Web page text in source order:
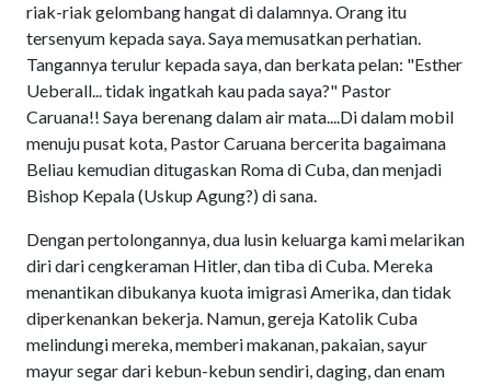
riak-riak gelombang hangat di dalamnya. Orang itu
tersenyum kepada saya. Saya memusatkan perhatian.
Tangannya terulur kepada saya, dan berkata pelan: "Esther
Ueberall... tidak ingatkah kau pada saya?" Pastor
Caruana!! Saya berenang dalam air mata....Di dalam mobil
menuju pusat kota, Pastor Caruana bercerita bagaimana
Beliau kemudian ditugaskan Roma di Cuba, dan menjadi
Bishop Kepala (Uskup Agung?) di sana.
Dengan pertolongannya, dua lusin keluarga kami melarikan
diri dari cengkeraman Hitler, dan tiba di Cuba. Mereka
menantikan dibukanya kuota imigrasi Amerika, dan tidak
diperkenankan bekerja. Namun, gereja Katolik Cuba
melindungi mereka, memberi makanan, pakaian, sayur
mayur segar dari kebun-kebun sendiri, daging, dan enam